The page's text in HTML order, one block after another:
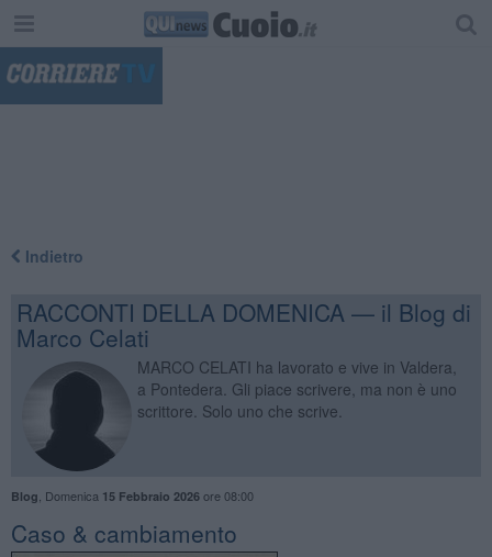
Indietro
RACCONTI DELLA DOMENICA — il Blog di
Marco Celati
MARCO CELATI ha lavorato e vive in Valdera,
a Pontedera. Gli piace scrivere, ma non è uno
scrittore. Solo uno che scrive.
Blog Domenica 15 Febbraio 2026ore 08:00
Caso & cambiamento